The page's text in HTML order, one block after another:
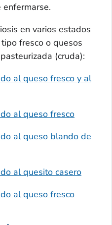
en varios estados
fresco o quesos
(cruda):
al queso fresco y al
al queso fresco
al queso blando de
al quesito casero
al queso fresco